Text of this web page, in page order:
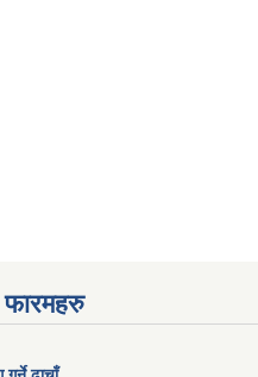
फारमहरु